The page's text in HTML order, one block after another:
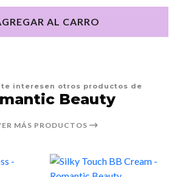
AL CARRO
te interesen otros productos de
Beauty
MÁS PRODUCTOS